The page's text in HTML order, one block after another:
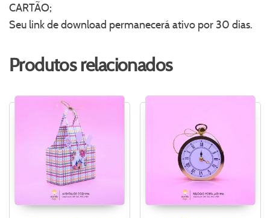
CARTÃO;
Seu link de download permanecerá ativo por 30 dias.
Produtos relacionados